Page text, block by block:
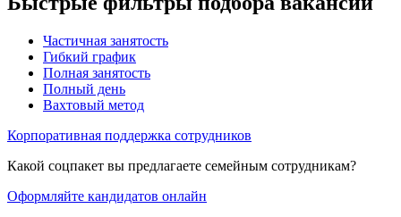
Частичная занятость
Гибкий график
Полная занятость
Полный день
Вахтовый метод
Корпоративная поддержка сотрудников
Какой соцпакет вы предлагаете семейным сотрудникам?
Оформляйте кандидатов онлайн